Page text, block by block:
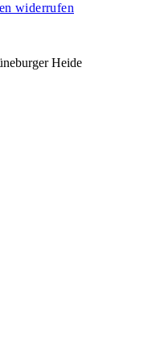
widerrufen
Heide